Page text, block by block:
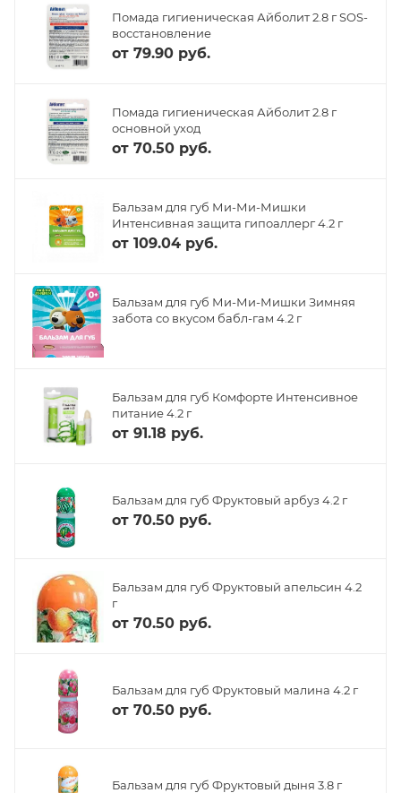
Помада гигиеническая Айболит 2.8 г SOS-
восстановление
от 79.90 руб.
Помада гигиеническая Айболит 2.8 г
основной уход
от 70.50 руб.
Бальзам для губ Ми-Ми-Мишки
Интенсивная защита гипоаллерг 4.2 г
от 109.04 руб.
Бальзам для губ Ми-Ми-Мишки Зимняя
забота со вкусом бабл-гам 4.2 г
Бальзам для губ Комфорте Интенсивное
питание 4.2 г
от 91.18 руб.
Бальзам для губ Фруктовый арбуз 4.2 г
от 70.50 руб.
Бальзам для губ Фруктовый апельсин 4.2
г
от 70.50 руб.
Бальзам для губ Фруктовый малина 4.2 г
от 70.50 руб.
Бальзам для губ Фруктовый дыня 3.8 г